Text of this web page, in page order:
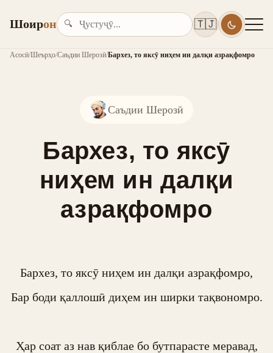
Шоирон 🔍 🇹🇯
Асосӣ/Шеърҳо/Саъдии Шерозӣ/Бархез, то яксӯ ниҳем ин далқи азрақфомро
Саъдии Шерозӣ
Бархез, то яксӯ
ниҳем ин далқи
азрақфомро
Бархез, то яксӯ ниҳем ин далқи азрақфомро,
Бар боди қаллошӣ диҳем ин ширки тақвономро.
Ҳар соат аз нав қиблае бо бутпарасте меравад,